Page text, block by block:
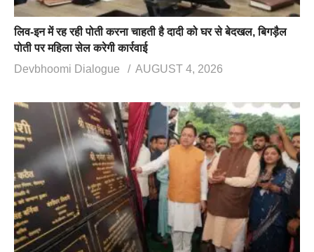
लिव-इन में रह रही पोती करना चाहती है दादी को घर से बेदखल, बिगड़ैल
पोती पर महिला सेल करेगी कार्रवाई
Devbhoomi Dialogue
AUGUST 4, 2026